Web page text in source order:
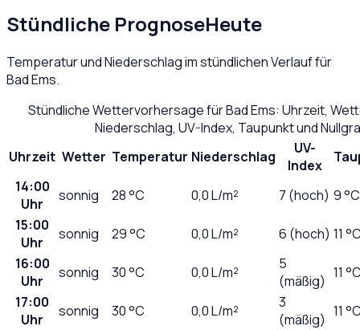
Stündliche PrognoseHeute
Temperatur und Niederschlag im stündlichen Verlauf für
Bad Ems.
Stündliche Wettervorhersage fürBad Ems: Uhrzeit,
Niederschlag, UV-Index, Taupunkt und
Uhrzeit Wetter Temperatur Niederschlag
UV-
Index
14:00
Uhr
sonnig 28°C 0,0L/m² 7 (hoch) 9 °C
15:00
Uhr
sonnig 29°C 0,0L/m² 6 (hoch) 11
16:00
Uhr
sonnig 30°C 0,0L/m²
5
(mäßig) 11
17:00
Uhr
sonnig 30°C 0,0L/m²
3
(mäßig) 11